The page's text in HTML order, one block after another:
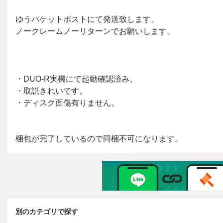
別のカテゴリで探す